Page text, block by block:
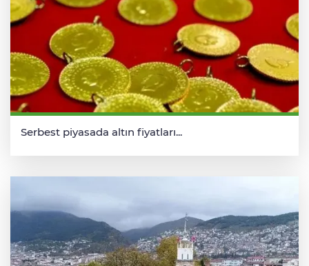
Serbest piyasada altın fiyatları...